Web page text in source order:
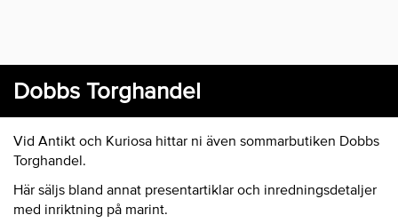
Dobbs Torghandel
Vid Antikt och Kuriosa hittar ni även sommarbutiken Dobbs
Torghandel.
Här säljs bland annat presentartiklar och inredningsdetaljer
med inriktning på marint.